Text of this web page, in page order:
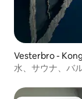
Vesterbro -
ム
水、サウナ、バ